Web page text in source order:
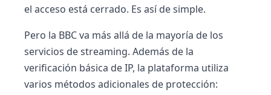
el acceso está cerrado. Es así de simple.
Pero la BBC va más allá de la mayoría de los
servicios de streaming. Además de la
verificación básica de IP, la plataforma utiliza
varios métodos adicionales de protección: